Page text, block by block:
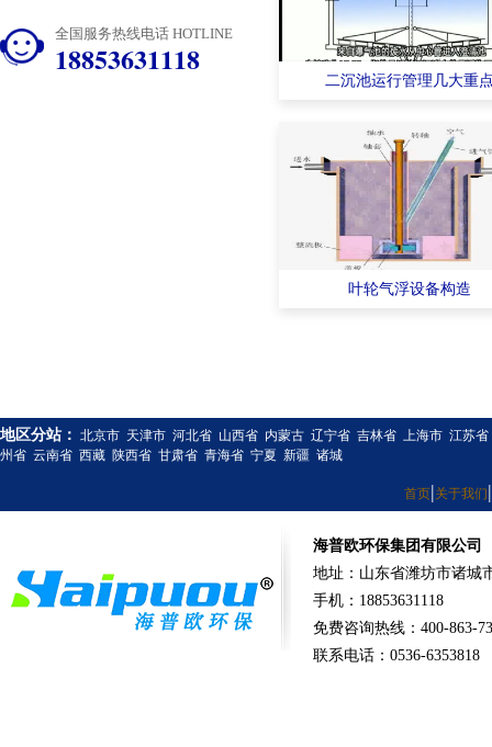
全国服务热线电话 HOTLINE
18853631118
二沉池运行管理几大重
叶轮气浮设备构造
地区分站： 北京市 天津市 河北省 山西省 内蒙古 辽宁省 吉林省 上海市 江苏省
州省 云南省 西藏 陕西省 甘肃省 青海省 宁夏 新疆 诸城
首页|关于我们|
海普欧环保集团有限公司
地址：山东省潍坊市诸城
手机：18853631118
免费咨询热线：400-863-
联系电话：0536-6353818